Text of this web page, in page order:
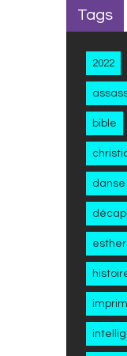
Tags
2022
bible
danse
esther